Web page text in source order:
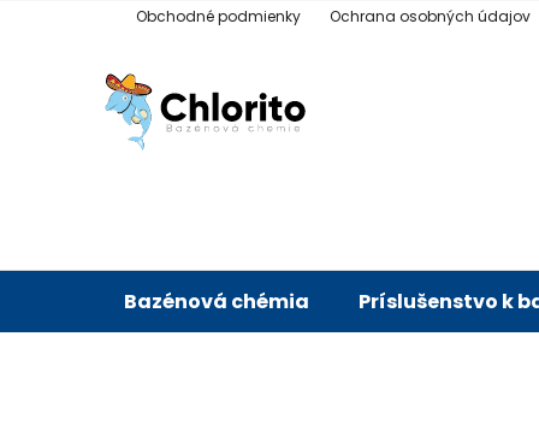
Obchodné podmienky Ochrana osobných údajov
Bazénová chémia Príslušenstvo k